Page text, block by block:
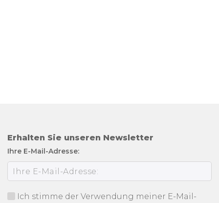
Erhalten Sie unseren Newsletter
Ihre E-Mail-Adresse:
Ich stimme der Verwendung meiner E-Mail-